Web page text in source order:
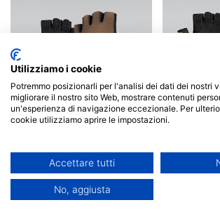
Mamba 2.0 Unisex Toffee
31,00€ 27,90€
Green
Utilizziamo i cookie
Potremmo posizionarli per l'analisi dei dati dei nostri
migliorare il nostro sito Web, mostrare contenuti
un'esperienza di navigazione eccezionale. Per
cookie utilizziamo aprire le impostazioni.
Accettare tutti
No, aggiusta